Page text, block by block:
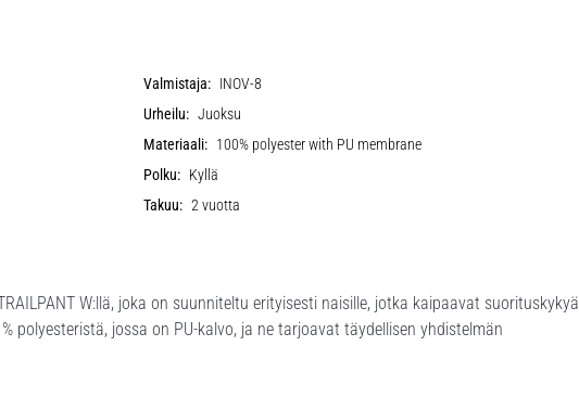
Valmistaja: INOV-8
Urheilu: Juoksu
Materiaali: 100% polyester with PU membrane
Polku: Kyllä
Takuu: 2 vuotta
W:llä, joka on suunniteltu erityisesti naisille, jotka kaipaavat suorituskykyä
polyesteristä, jossa on PU-kalvo, ja ne tarjoavat täydellisen yhdistelmän